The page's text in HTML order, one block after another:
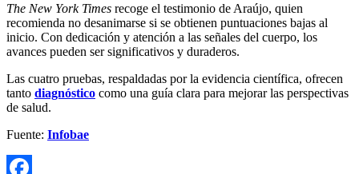
The New York Times recoge el testimonio de Araújo, quien
recomienda no desanimarse si se obtienen puntuaciones bajas al
inicio. Con dedicación y atención a las señales del cuerpo, los
avances pueden ser significativos y duraderos.
Las cuatro pruebas, respaldadas por la evidencia científica, ofrecen
tanto diagnóstico como una guía clara para mejorar las perspectivas
de salud.
Fuente: Infobae